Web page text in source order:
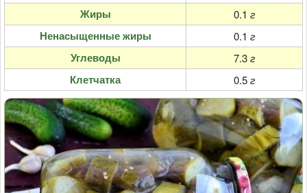
Жиры 0.1 г
Ненасыщенные жиры 0.1 г
Углеводы 7.3г
Клетчатка 0.5г